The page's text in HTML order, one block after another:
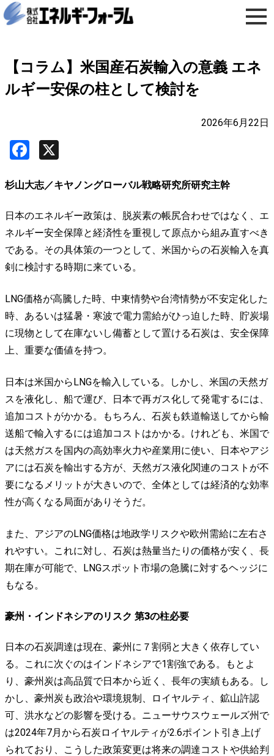
【コラム】米国産石炭輸入の意義 エネ
ルギー安保の柱として検討を
2026年6月22日
Facebook
杉山大志／キヤノングローバル戦略研究所研究主幹
日本のエネルギー政策は、脱炭素の帳尻合わせではなく、エ
ネルギー安全保障と経済性を重視して原点から組み直すべき
である。その具体策の一つとして、米国からの石炭輸入を真
剣に検討する時期に来ている。
LNG価格が高騰した時、中東情勢や台湾情勢が不安定化した
時、あるいは猛暑・寒波で電力需給がひっ迫した時、貯炭場
に現物として在庫ないし備蓄として置ける石炭は、安全保障
上、重要な価値を持つ。
日本は米国からLNGを輸入している。しかし、米国の天然ガ
スを液化し、船で運び、日本で再ガス化して発電するには、
追加コストがかかる。もちろん、石炭も鉄道輸送してから輸
送船で輸入するには追加コストはかかる。けれども、米国で
は天然ガスを国内の高効率火力や産業用に使い、日本やアジ
アには石炭を輸出する方が、天然ガス液化関連のコストが不
要になるメリットが大きいので、全体としては経済的な効率
性が高くなる局面がありそうだ。
また、アジアのLNG価格は地政学リスクや欧州需給に左右さ
れやすい。これに対し、石炭は熱量当たりの価格が安く、長
期在庫が可能で、LNGスポット市場の急騰に対するヘッジに
もなる。
豪州・インドネシアのリスク 第3の柱必要
日本の石炭調達は現在、豪州に７割弱と大きく依存してい
る。これに次ぐのはインドネシアで1割強である。もとよ
り、豪州炭は高品質で日本から近く、長年の実績もある。し
かし、豪州炭も政治や環境規制、ロイヤルティ、鉱山許認
可、洪水などの影響を受ける。ニューサウスウェールズ州で
は2024年7月から石炭ロイヤルティが2.6ポイント引き上げ
られており、こうした政策変更は将来の調達コストや供給判